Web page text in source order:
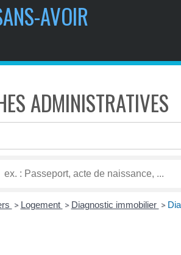
AVOIR
ADMINISTRATIVES
> Logement > Diagnostic immobilier >